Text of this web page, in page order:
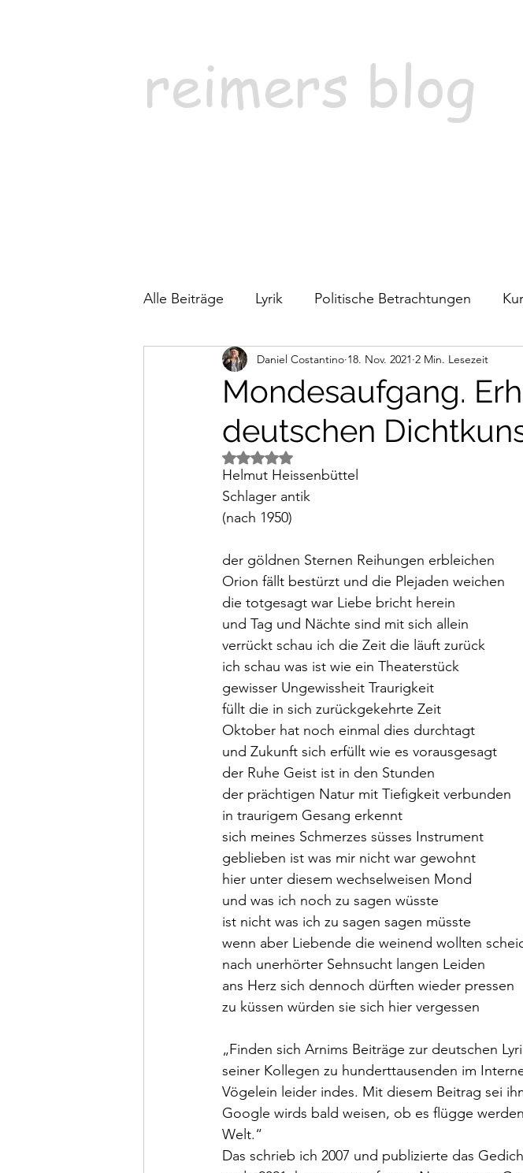
reimers blog
Alle Beiträge Lyrik Politische Betrachtungen
Alltagsimpressionen Videos Gedanken
Mondesaufgang.
deutschen
Daniel Costantino 18. Nov. 2021 2 Min. Lesezeit
Mit NaN von 5 Sternen bewertet.
Helmut Heissenbüttel
Schlager antik
(nach 1950)
der göldnen Sternen Reihungen erbleichen
Orion fällt bestürzt und die Plejaden weichen
die totgesagt war Liebe bricht herein
und Tag und Nächte sind mit sich allein
verrückt schau ich die Zeit die läuft zurück
ich schau was ist wie ein Theaterstück
gewisser Ungewissheit Traurigkeit
füllt die in sich zurückgekehrte Zeit
Oktober hat noch einmal dies durchtagt
und Zukunft sich erfüllt wie es vorausgesagt
der Ruhe Geist ist in den Stunden
der prächtigen Natur mit Tiefigkeit verbunden
in traurigem Gesang erkennt
sich meines Schmerzes süsses Instrument
geblieben ist was mir nicht war gewohnt
hier unter diesem wechselweisen Mond
und was ich noch zu sagen wüsste
ist nicht was ich zu sagen sagen müsste
wenn aber Liebende die weinend wollten
nach unerhörter Sehnsucht langen Leiden
ans Herz sich dennoch dürften wieder pressen
zu küssen würden sie sich hier vergessen
„Finden sich Arnims Beiträge zur deutschen
seiner Kollegen zu hunderttausenden im
Vögelein leider indes. Mit diesem Beitrag sei
Google wirds bald weisen, ob es flügge
Welt.“
Das schrieb ich 2007 und publizierte das